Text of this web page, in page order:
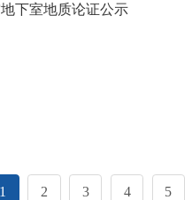
下室地质论证公示
1 2 3 4 5